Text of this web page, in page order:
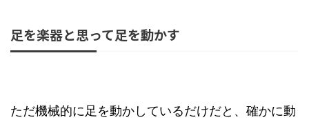
足を楽器と思って足を動かす
ただ機械的に足を動かしているだけだと、確かに動